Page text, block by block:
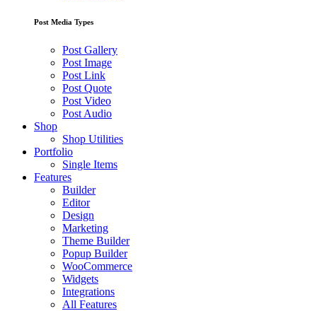
Post Media Types
Post Gallery
Post Image
Post Link
Post Quote
Post Video
Post Audio
Shop
Shop Utilities
Portfolio
Single Items
Features
Builder
Editor
Design
Marketing
Theme Builder
Popup Builder
WooCommerce
Widgets
Integrations
All Features